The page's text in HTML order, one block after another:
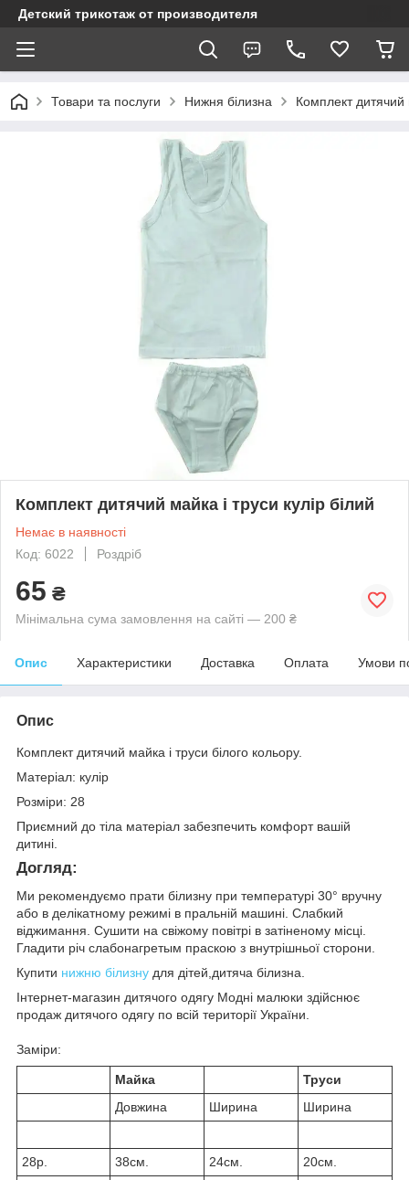
Детский трикотаж от производителя
Товари та послуги Нижня білизна Комплект дитячий
Комплект дитячий майка і труси кулір білий
Немає в наявності
Код: 6022
Роздріб
65 ₴
Мінімальна сума замовлення на сайті — 200 ₴
Опис Характеристики Доставка Оплата Умови
Опис
Комплект дитячий майка і труси білого кольору.
Матеріал: кулір
Розміри: 28
Приємний до тіла матеріал забезпечить комфорт вашій
дитині.
Догляд:
Ми рекомендуємо прати білизну при температурі 30° вручну
або в делікатному режимі в пральній машині. Слабкий
віджимання. Сушити на свіжому повітрі в затіненому місці.
Гладити річ слабонагретым праскою з внутрішньої сторони.
Купити нижню білизну для дітей,дитяча білизна.
Інтернет-магазин дитячого одягу Модні малюки здійснює
продаж дитячого одягу по всій території України.
Заміри:
Майка
Труси
Довжина
Ширина Ширина
28р. 38см. 24см.
20см.